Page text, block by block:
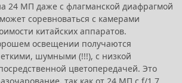
24 МП даже с флагманской диафрагмой
соревноваться с камерами
китайских аппаратов.
освещении получаются
шумными (!!!), с низкой
цветопередачей. Это